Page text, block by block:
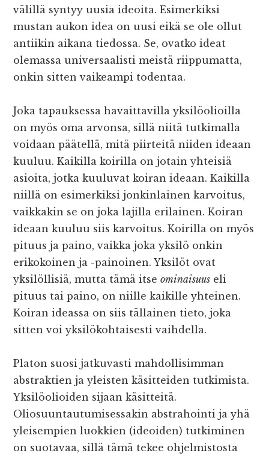
välillä syntyy uusia ideoita. Esimerkiksi
mustan aukon idea on uusi eikä se ole ollut
antiikin aikana tiedossa. Se, ovatko ideat
olemassa universaalisti meistä riippumatta,
onkin sitten vaikeampi todentaa.
Joka tapauksessa havaittavilla yksilöolioilla
on myös oma arvonsa, sillä niitä tutkimalla
voidaan päätellä, mitä piirteitä niiden ideaan
kuuluu. Kaikilla koirilla on jotain yhteisiä
asioita, jotka kuuluvat koiran ideaan. Kaikilla
niillä on esimerkiksi jonkinlainen karvoitus,
vaikkakin se on joka lajilla erilainen. Koiran
ideaan kuuluu siis karvoitus. Koirilla on myös
pituus ja paino, vaikka joka yksilö onkin
erikokoinen ja -painoinen. Yksilöt ovat
yksilöllisiä, mutta tämä itseominaisuus eli
pituus tai paino, on niille kaikille yhteinen.
Koiran ideassa on siis tällainen tieto, joka
sitten voi yksilökohtaisesti vaihdella.
Platon suosi jatkuvasti mahdollisimman
abstraktien ja yleisten käsitteiden tutkimista.
Yksilöolioiden sijaan käsitteitä.
Oliosuuntautumisessakin abstrahointi ja yhä
yleisempien luokkien (ideoiden) tutkiminen
on suotavaa, sillä tämä tekee ohjelmistosta